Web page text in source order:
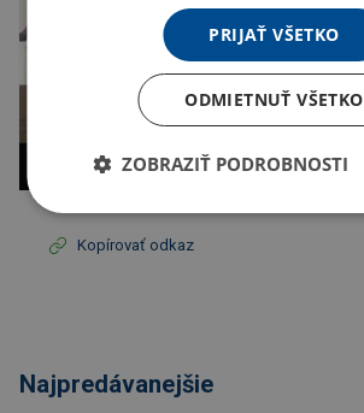
Kopírovať odkaz
Najpredávanejšie
PRIJAŤ VŠETKO
ODMIETNUŤ VŠETKO
ZOBRAZIŤ PODROBNOSTI